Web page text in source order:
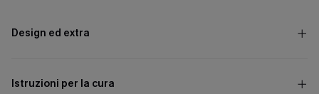
Design ed extra
Istruzioni per la cura